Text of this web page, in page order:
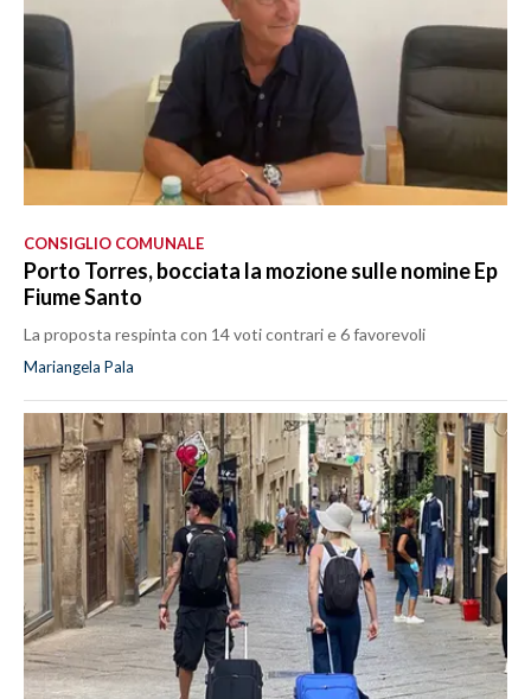
CONSIGLIO COMUNALE
Porto Torres, bocciata la mozione sulle nomine Ep
Fiume Santo
La proposta respinta con 14 voti contrari e 6 favorevoli
Mariangela Pala